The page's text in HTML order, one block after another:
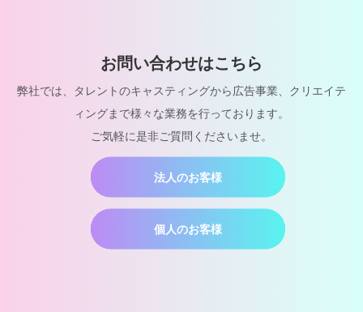
お問い合わせはこちら
弊社では、タレントのキャスティングから広告事業、クリエイテ
ィングまで様々な業務を行っております。
ご気軽に是非ご質問くださいませ。
法人のお客様
個人のお客様